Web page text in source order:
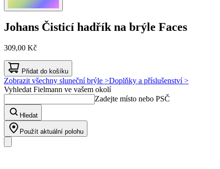
Johans Čisticí hadřík na brýle Faces
309,00 Kč
Přidat do košíku
Zobrazit všechny sluneční brýle >Doplňky a příslušenství >
Vyhledat Fielmann ve vašem okolí
Zadejte místo nebo PSČ
Hledat
Použít aktuální polohu